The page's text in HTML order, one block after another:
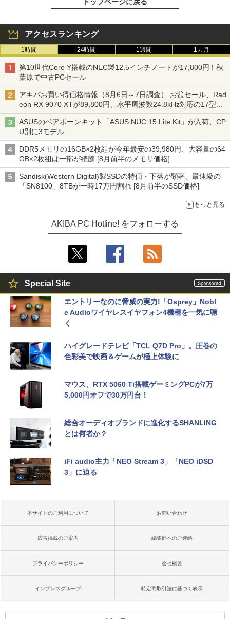
アクセスランキング
1時間 24時間 1週間 1カ月
第10世代Core Y搭載のNEC製12.5インチノートが17,800円！秋
葉原で中古PCセール
アキバお買い得価格情報（8月6日～7日調査） お盆セール、Rad
eon RX 9070 XTが89,800円、水平周波数24.8kHz対応の17型モ
ニターが9,801円、暑さ指数連動セール ほか
ASUSのベアボーンキット「ASUS NUC 15 Lite Kit」が入荷、CP
U別に3モデル
DDR5メモリの16GB×2枚組が今年最安の39,980円、大容量の64
GB×2枚組は一部が続騰 [8月前半のメモリ価格]
Sandisk(Western Digital)製SSDの特価・下落が顕著、最速級の
「SN8100」8TBが一時17万円割れ [8月前半のSSD価格]
もっと見る
AKIBA PC Hotline! をフォローする
Special Site
エントリーなのに脅威の実力!「Osprey」Nobl
e Audioワイヤレスイヤフォン4機種を一気に聴
く
ハイグレードテレビ「TCL Q7D Pro」。圧巻の
色彩美で映画＆ゲームが極上体験に
マウス、RTX 5060 Ti搭載ゲーミングPCが7万
5,000円オフで30万円台！
総合オーディオブランドに進化するSHANLING
とは何者か？
iFi audio主力「NEO Stream 3」「NEO iDSD
3」に迫る
本サイトのご利用について お問い合わせ
広告掲載のご案内 編集部へのご連絡
プライバシーポリシー 会社概要
インプレスグループ 特定商取引法に基づく表示